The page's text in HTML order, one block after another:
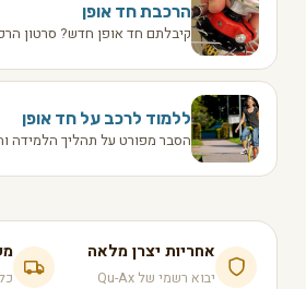
הרכבת חד אופן
קיבלתם חד אופן חדש? סרטון
ללמוד לרכב על חד אופן
הסבר מפורט על תהליך הלמידה
אחריות יצרן מלאה
יבוא רשמי של Qu-Ax